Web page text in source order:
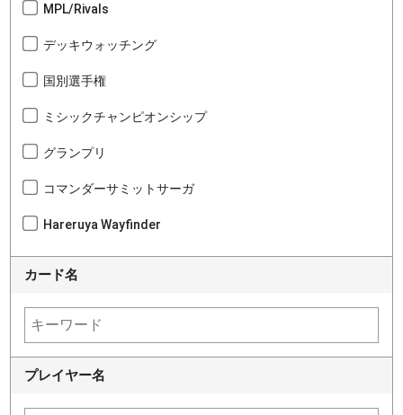
MPL/Rivals
デッキウォッチング
国別選手権
ミシックチャンピオンシップ
グランプリ
コマンダーサミットサーガ
Hareruya Wayfinder
カード名
プレイヤー名